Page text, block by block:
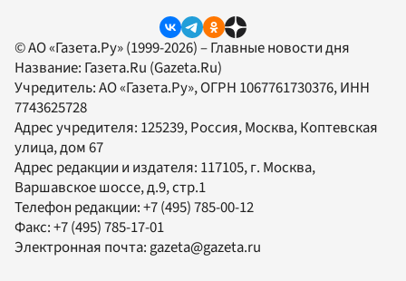
© АО «Газета.Ру» (1999-2026) – Главные новости дня
Название: Газета.Ru (Gazeta.Ru)
Учредитель:АО «Газета.Ру», ОГРН 1067761730376, ИНН
7743625728
Адрес учредителя: 125239, Россия, Москва, Коптевская
улица, дом 67
Адрес редакции и издателя: 117105, г. Москва,
Варшавское шоссе, д.9, стр.1
Телефон редакции:+7 (495) 785-00-12
Факс:+7 (495) 785-17-01
Электронная почта: gazeta@gazeta.ru